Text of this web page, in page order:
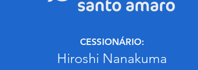
CESSIONÁRIO:
Hiroshi Nanakuma